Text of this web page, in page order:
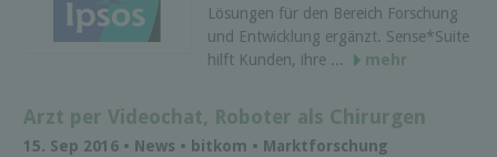
Lösungen für den Bereich Forschung
und Entwicklung ergänzt. Sense*Suite
hilft Kunden, ihre ...
mehr
Arzt per Videochat, Roboter als Chirurgen
15. Sep 2016 • News • bitkom • Marktforschung